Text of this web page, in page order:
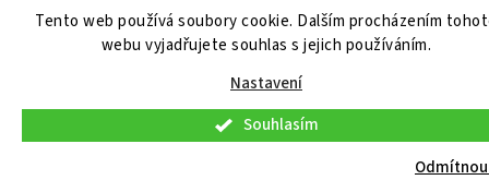
Tento web používá soubory cookie. Dalším procházením
webu vyjadřujete souhlas s jejich používáním.
Nastavení
Souhlasím
V pátek 7. 8. 2026 budou osobní konzultace a telefonická podpora dostupné
pouze do 9:00. Osobní odběr již připravených objednávek bude možný